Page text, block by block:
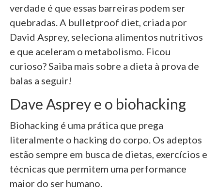
verdade é que essas barreiras podem ser
quebradas.A bulletproof diet, criada por
David Asprey, seleciona alimentos nutritivos
e que aceleram o metabolismo. Ficou
curioso? Saiba mais sobre a dieta à prova de
balas a seguir!
Dave Asprey e o biohacking
Biohacking é uma prática que prega
literalmente o hacking do corpo. Os adeptos
estão sempre em busca de dietas, exercícios e
técnicas que permitem uma performance
maior do ser humano.